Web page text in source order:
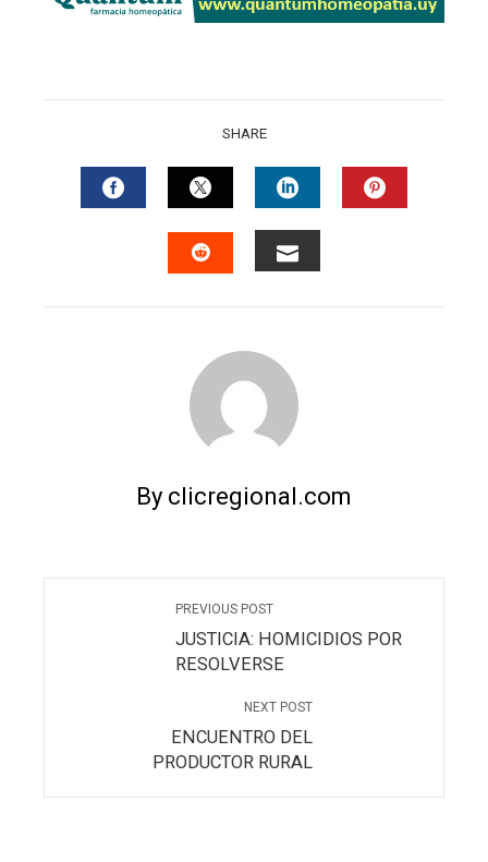
SHARE
FACEBOOKTWITTERLINKEDIN
By clicregional.com
PREVIOUS POST
JUSTICIA: HOMICIDIOS POR
RESOLVERSE
NEXT POST
ENCUENTRO DEL
PRODUCTOR RURAL